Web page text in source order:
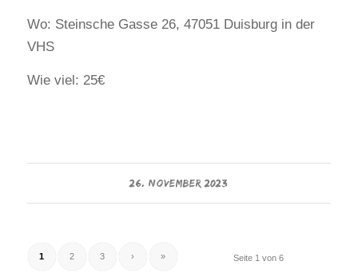
Wo: Steinsche Gasse 26, 47051 Duisburg in der
VHS
Wie viel: 25€
26. NOVEMBER 2023
Seite 1 von 6
1 2 3 › »